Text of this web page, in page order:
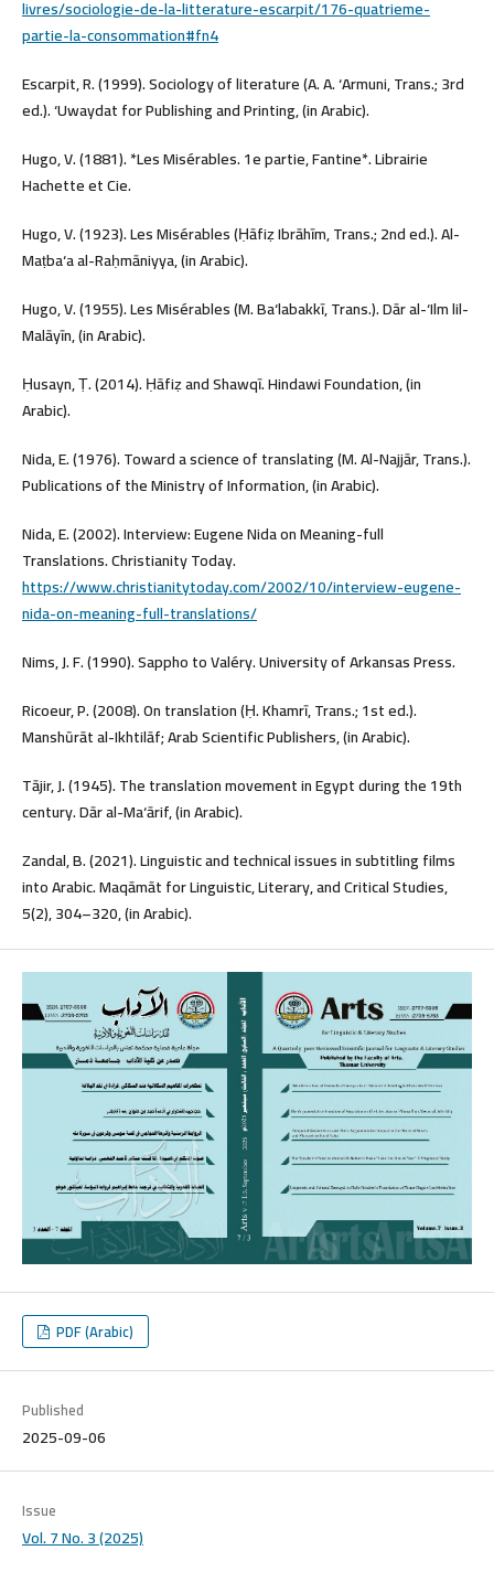
livres/sociologie-de-la-litterature-escarpit/176-quatrieme-
partie-la-consommation#fn4
Escarpit, R. (1999). Sociology of literature (A. A. ‘Armuni, Trans.; 3rd
ed.). ‘Uwaydat for Publishing and Printing, (in Arabic).
Hugo, V. (1881). *Les Misérables. 1e partie, Fantine*. Librairie
Hachette et Cie.
Hugo, V. (1923). Les Misérables (Ḥāfiẓ Ibrāhīm, Trans.; 2nd ed.). Al-
Maṭba‘a al-Raḥmāniyya, (in Arabic).
Hugo, V. (1955). Les Misérables (M. Ba‘labakkī, Trans.). Dār al-‘Ilm lil-
Malāyīn, (in Arabic).
Ḥusayn, Ṭ. (2014). Ḥāfiẓ and Shawqī. Hindawi Foundation, (in
Arabic).
Nida, E. (1976). Toward a science of translating (M. Al-Najjār, Trans.).
Publications of the Ministry of Information, (in Arabic).
Nida, E. (2002). Interview: Eugene Nida on Meaning-full
Translations. Christianity Today.
https://www.christianitytoday.com/2002/10/interview-eugene-
nida-on-meaning-full-translations/
Nims, J. F. (1990). Sappho to Valéry. University of Arkansas Press.
Ricoeur, P. (2008). On translation (Ḥ. Khamrī, Trans.; 1st ed.).
Manshūrāt al-Ikhtilāf; Arab Scientific Publishers, (in Arabic).
Tājir, J. (1945). The translation movement in Egypt during the 19th
century. Dār al-Ma‘ārif, (in Arabic).
Zandal, B. (2021). Linguistic and technical issues in subtitling films
into Arabic. Maqāmāt for Linguistic, Literary, and Critical Studies,
5(2), 304–320, (in Arabic).
PDF (Arabic)
Published
2025-09-06
Issue
Vol. 7 No. 3 (2025)